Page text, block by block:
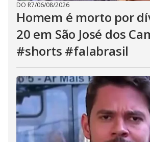
DO R7/06/08/2026
Homem é morto por
20 em São José dos
#shorts #falabrasil